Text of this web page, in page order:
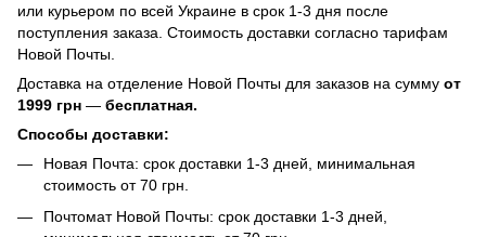
или курьером по всей Украине в срок 1-3 дня после
поступления заказа. Стоимость доставки согласно тарифам
Новой Почты.
Доставка на отделение Новой Почты для заказов на сумму от
1999 грн — бесплатная.
Способы доставки:
Новая Почта: срок доставки 1-3 дней, минимальная
стоимость от 70 грн.
Почтомат Новой Почты: срок доставки 1-3 дней,